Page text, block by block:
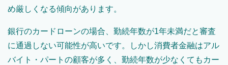
め厳しくなる傾向があります。
銀行のカードローンの場合、勤続年数が1年未満だと審査
に通過しない可能性が高いです。しかし消費者金融はアル
バイト・パートの顧客が多く、勤続年数が少なくてもカー